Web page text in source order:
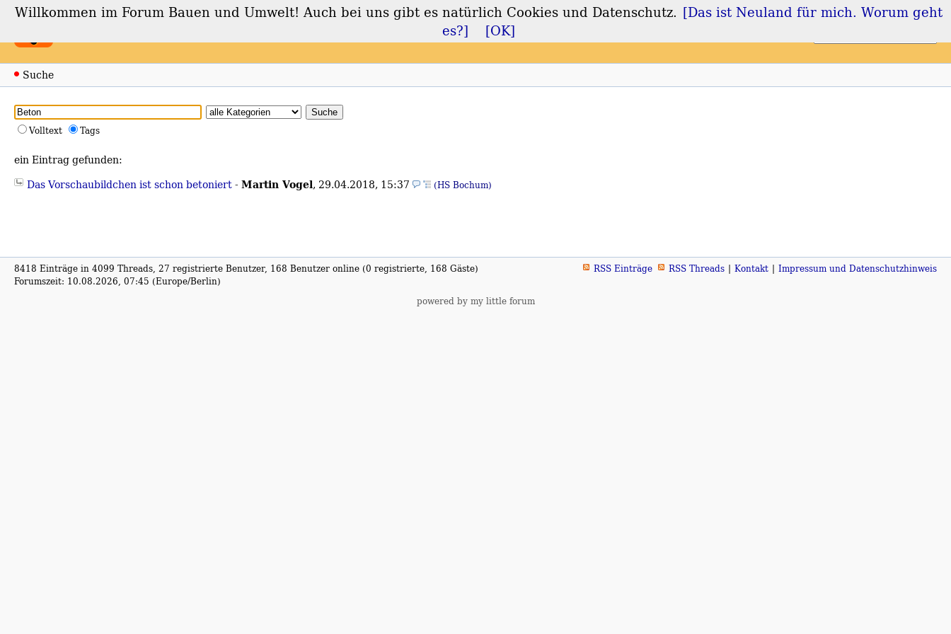
Forum Bauen und Umwelt Login Registrieren
Suche
Volltext Tags
ein Eintrag gefunden:
Das Vorschaubildchen ist schon betoniert- Martin Vogel, 29.04.2018, 15:37 (HS Bochum)
8418 Einträge in 4099 Threads, 27 registrierte Benutzer, 168 Benutzer online (0 registrierte, 168 Gäste)
Forumszeit: 10.08.2026, 07:45 (Europe/Berlin)
RSS Einträge RSS Threads Kontakt Impressum und Datenschutzhinweis
powered by my little forum
Willkommen im Forum Bauen und Umwelt! Auch bei uns gibt es natürlich Cookies und Datenschutz. [Das ist Neuland für mich. Worum geht
es?]
[OK]